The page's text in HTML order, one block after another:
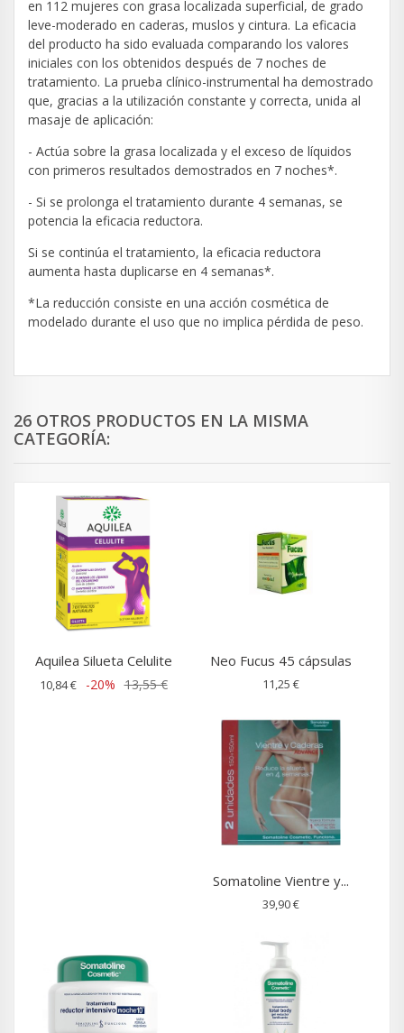
en 112 mujeres con grasa localizada superficial, de grado
leve-moderado en caderas, muslos y cintura. La eficacia
del producto ha sido evaluada comparando los valores
iniciales con los obtenidos después de 7 noches de
tratamiento. La prueba clínico-instrumental ha demostrado
que, gracias a la utilización constante y correcta, unida al
masaje de aplicación:
- Actúa sobre la grasa localizada y el exceso de líquidos
con primeros resultados demostrados en 7 noches*.
- Si se prolonga el tratamiento durante 4 semanas, se
potencia la eficacia reductora.
Si se continúa el tratamiento, la eficacia reductora
aumenta hasta duplicarse en 4 semanas*.
*La reducción consiste en una acción cosmética de
modelado durante el uso que no implica pérdida de peso.
26 OTROS PRODUCTOS EN LA MISMA
CATEGORÍA:
Aquilea Silueta Celulite
10,84 € -20% 13,55 €
Neo Fucus 45 cápsulas
11,25 €
Somatoline Vientre y...
39,90 €